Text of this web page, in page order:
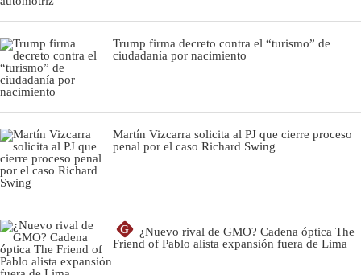
Trump firma decreto contra el “turismo” de
ciudadanía por nacimiento
Martín Vizcarra solicita al PJ que cierre proceso
penal por el caso Richard Swing
G
¿Nuevo rival de GMO? Cadena óptica The
Friend of Pablo alista expansión fuera de Lima